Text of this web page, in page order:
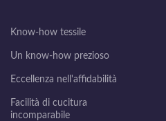
Know-how tessile
Un know-how prezioso
Eccellenza nell'affidabilità
Facilità di cucitura
incomparabile